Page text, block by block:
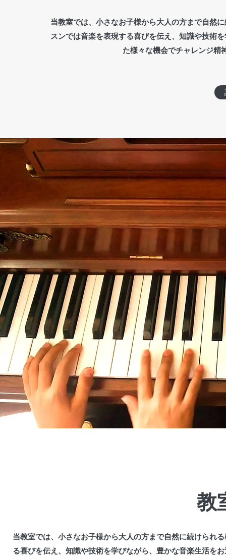
当教室では、小さなお子様から大人の方まで自然
スンでは音楽を表現する喜びを伝え、知識や技術
た様々な機会でチャレンジ精
教
当教室では、小さなお子様から大人の方まで自然に続けられ
る喜びを伝え、知識や技術を学びながら、豊かな音楽生活を